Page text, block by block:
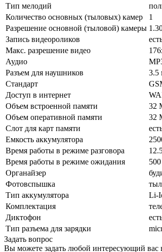
Тип мелодий
Количество основных (тыловых) камер
1
Разрешение основной (тыловой) камеры
Запись видеороликов
Макс. разрешение видео
Аудио
Разъем для наушников
3.5
Стандарт
Доступ в интернет
Объем встроенной памяти
32
Объем оперативной памяти
32
Слот для карт памяти
Емкость аккумулятора
Время работы в режиме разговора
Время работы в режиме ожидания
Органайзер
Фотовспышка
Тип аккумулятора
Li-
Комплектация
Диктофон
Тип разъема для зарядки
Задать вопрос
Вы можете задать любой интересующий вас